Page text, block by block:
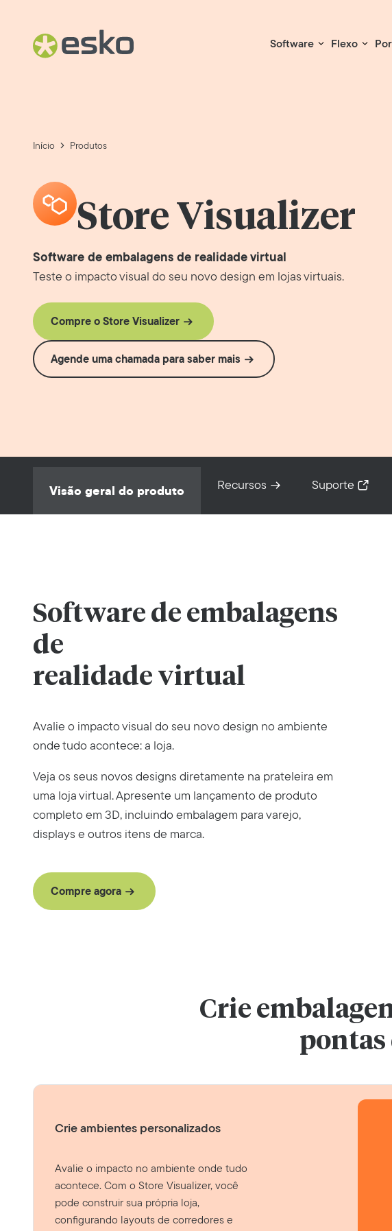
Software Flexo
Início Produtos
Store Visualizer
Software de embalagens de realidade virtual
Teste o impacto visual do seu novo design em lojas virtuais.
Compre o Store Visualizer
Agende uma chamada para saber mais
Visão geral do produto Recursos Suporte
Software de embalagens
de
realidade virtual
Avalie o impacto visual do seu novo design no ambiente
onde tudo acontece: a loja.
Veja os seus novos designs diretamente na prateleira em
uma loja virtual. Apresente um lançamento de produto
completo em 3D, incluindo embalagem para varejo,
displays e outros itens de marca.
Compre agora
Crie
pontas
Crie ambientes personalizados
Avalie o impacto no ambiente onde tudo
acontece. Com o Store Visualizer, você
pode construir sua própria loja,
configurando layouts de corredores e